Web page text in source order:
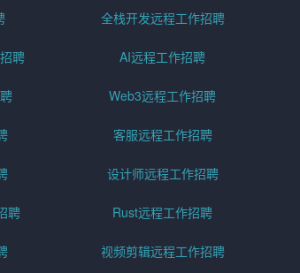
全栈开发远程工作招聘
聘 AI远程工作招聘
Web3远程工作招聘
客服远程工作招聘
设计师远程工作招聘
聘 Rust远程工作招聘
视频剪辑远程工作招聘